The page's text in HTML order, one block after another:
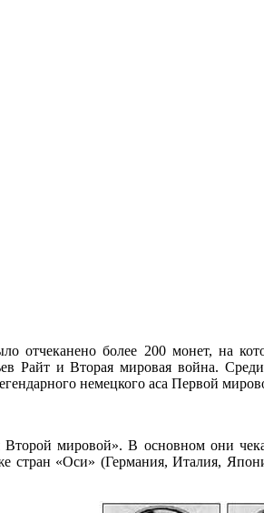
отчеканено более 200 монет, на
Райт и Вторая мировая война.
немецкого аса Первой
мировой». В основном они
стран «Оси» (Германия, Италия,